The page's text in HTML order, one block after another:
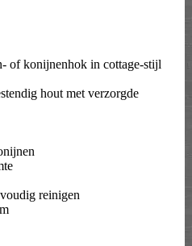
of konijnenhok in cottage-stijl
hout met verzorgde
reinigen